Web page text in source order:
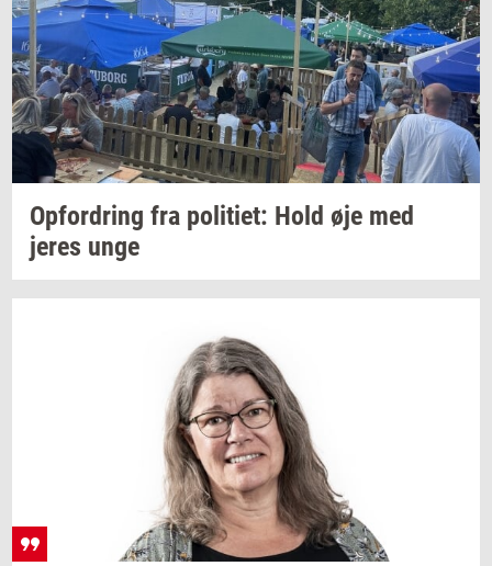
Op­for­dring fra po­li­ti­et: Hold øje med
jeres unge